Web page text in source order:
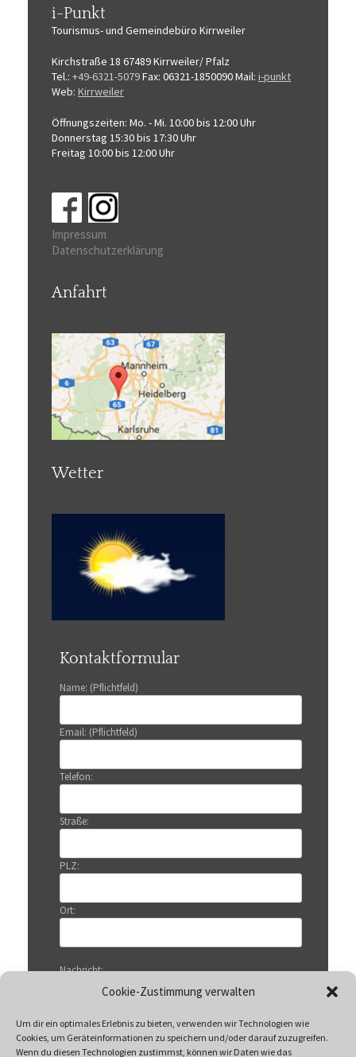
Cookie-Zustimmung verwalten
Um dir ein optimales Erlebnis zu bieten, verwenden wir Technologien wie
Cookies, um Geräteinformationen zu speichern und/oder darauf zuzugreifen.
Wenn du diesen Technologien zustimmst, können wir Daten wie das
i-Punkt
Tourismus-und Gemeindebüro Kirrweiler
Kirchstraße 18 67489 Kirrweiler/ Pfalz
Tel.: +49-6321-5079Fax: 06321-1850090Mail: i-punkt
Web: Kirrweiler
Öffnungszeiten: Mo. - Mi. 10:00 bis 12:00 Uhr
Donnerstag 15:30 bis 17:30 Uhr
Freitag 10:00 bis 12:00 Uhr
Impressum
Datenschutzerklärung
Anfahrt
Wetter
Kontaktformular
Name: (Pflichtfeld)
Email: (Pflichtfeld)
Telefon:
Straße:
PLZ:
Ort:
Nachricht: